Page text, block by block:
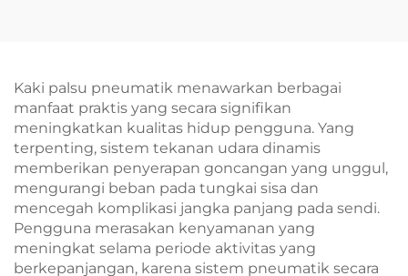
Kaki palsu pneumatik menawarkan berbagai
manfaat praktis yang secara signifikan
meningkatkan kualitas hidup pengguna. Yang
terpenting, sistem tekanan udara dinamis
memberikan penyerapan goncangan yang unggul,
mengurangi beban pada tungkai sisa dan
mencegah komplikasi jangka panjang pada sendi.
Pengguna merasakan kenyamanan yang
meningkat selama periode aktivitas yang
berkepanjangan, karena sistem pneumatik secara